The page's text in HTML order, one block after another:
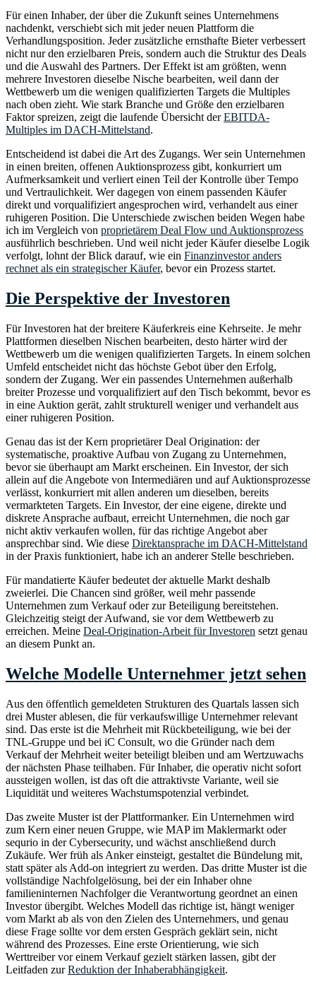
Für einen Inhaber, der über die Zukunft seines Unternehmens
nachdenkt, verschiebt sich mit jeder neuen Plattform die
Verhandlungsposition. Jeder zusätzliche ernsthafte Bieter verbessert
nicht nur den erzielbaren Preis, sondern auch die Struktur des Deals
und die Auswahl des Partners. Der Effekt ist am größten, wenn
mehrere Investoren dieselbe Nische bearbeiten, weil dann der
Wettbewerb um die wenigen qualifizierten Targets die Multiples
nach oben zieht. Wie stark Branche und Größe den erzielbaren
Faktor spreizen, zeigt die laufende Übersicht derEBITDA-
Multiples im DACH-Mittelstand.
Entscheidend ist dabei die Art des Zugangs. Wer sein Unternehmen
in einen breiten, offenen Auktionsprozess gibt, konkurriert um
Aufmerksamkeit und verliert einen Teil der Kontrolle über Tempo
und Vertraulichkeit. Wer dagegen von einem passenden Käufer
direkt und vorqualifiziert angesprochen wird, verhandelt aus einer
ruhigeren Position. Die Unterschiede zwischen beiden Wegen habe
ich im Vergleich von proprietärem Deal Flow und Auktionsprozess
ausführlich beschrieben. Und weil nicht jeder Käufer dieselbe Logik
verfolgt, lohnt der Blick darauf, wie ein Finanzinvestor anders
rechnet als ein strategischer Käufer, bevor ein Prozess startet.
Die Perspektive der Investoren
Für Investoren hat der breitere Käuferkreis eine Kehrseite. Je mehr
Plattformen dieselben Nischen bearbeiten, desto härter wird der
Wettbewerb um die wenigen qualifizierten Targets. In einem solchen
Umfeld entscheidet nicht das höchste Gebot über den Erfolg,
sondern der Zugang. Wer ein passendes Unternehmen außerhalb
breiter Prozesse und vorqualifiziert auf den Tisch bekommt, bevor es
in eine Auktion gerät, zahlt strukturell weniger und verhandelt aus
einer ruhigeren Position.
Genau das ist der Kern proprietärer Deal Origination: der
systematische, proaktive Aufbau von Zugang zu Unternehmen,
bevor sie überhaupt am Markt erscheinen. Ein Investor, der sich
allein auf die Angebote von Intermediären und auf Auktionsprozesse
verlässt, konkurriert mit allen anderen um dieselben, bereits
vermarkteten Targets. Ein Investor, der eine eigene, direkte und
diskrete Ansprache aufbaut, erreicht Unternehmen, die noch gar
nicht aktiv verkaufen wollen, für das richtige Angebot aber
ansprechbar sind. Wie diese Direktansprache im DACH-Mittelstand
in der Praxis funktioniert, habe ich an anderer Stelle beschrieben.
Für mandatierte Käufer bedeutet der aktuelle Markt deshalb
zweierlei. Die Chancen sind größer, weil mehr passende
Unternehmen zum Verkauf oder zur Beteiligung bereitstehen.
Gleichzeitig steigt der Aufwand, sie vor dem Wettbewerb zu
erreichen. Meine Deal-Origination-Arbeit für Investoren setzt genau
an diesem Punkt an.
Welche Modelle Unternehmer jetzt sehen
Aus den öffentlich gemeldeten Strukturen des Quartals lassen sich
drei Muster ablesen, die für verkaufswillige Unternehmer relevant
sind. Das erste ist die Mehrheit mit Rückbeteiligung, wie bei der
TNL-Gruppe und bei iC Consult, wo die Gründer nach dem
Verkauf der Mehrheit weiter beteiligt bleiben und am Wertzuwachs
der nächsten Phase teilhaben. Für Inhaber, die operativ nicht sofort
aussteigen wollen, ist das oft die attraktivste Variante, weil sie
Liquidität und weiteres Wachstumspotenzial verbindet.
Das zweite Muster ist der Plattformanker. Ein Unternehmen wird
zum Kern einer neuen Gruppe, wie MAP im Maklermarkt oder
sequrio in der Cybersecurity, und wächst anschließend durch
Zukäufe. Wer früh als Anker einsteigt, gestaltet die Bündelung mit,
statt später als Add-on integriert zu werden. Das dritte Muster ist die
vollständige Nachfolgelösung, bei der ein Inhaber ohne
familieninternen Nachfolger die Verantwortung geordnet an einen
Investor übergibt. Welches Modell das richtige ist, hängt weniger
vom Markt ab als von den Zielen des Unternehmers, und genau
diese Frage sollte vor dem ersten Gespräch geklärt sein, nicht
während des Prozesses. Eine erste Orientierung, wie sich
Werttreiber vor einem Verkauf gezielt stärken lassen, gibt der
Leitfaden zurReduktion der Inhaberabhängigkeit.